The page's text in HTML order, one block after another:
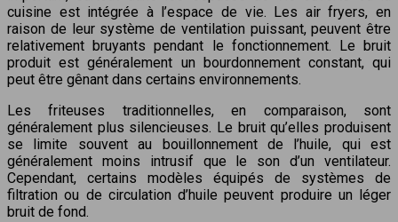
cuisine est intégrée à l’espace de vie. Les air fryers, en
raison de leur système de ventilation puissant, peuvent être
relativement bruyants pendant le fonctionnement. Le bruit
produit est généralement un bourdonnement constant, qui
peut être gênant dans certains environnements.
Les friteuses traditionnelles, en comparaison, sont
généralement plus silencieuses. Le bruit qu’elles produisent
se limite souvent au bouillonnement de l’huile, qui est
généralement moins intrusif que le son d’un ventilateur.
Cependant, certains modèles équipés de systèmes de
filtration ou de circulation d’huile peuvent produire un léger
bruit de fond.